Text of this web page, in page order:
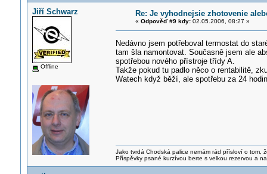
Jiří Schwarz
Offline
Re: Je vyhodnejsie zhotovenie
« Odpověď #9 kdy:02.05.2006, 08:27 »
Nedávno jsem potřeboval termostat do
tam šla namontovat. Současně jsem ale
spotřebou nového přístroje třídy A.
Takže pokud tu padlo něco o rentabilitě,
Watech když běží, ale spotřebu za 24
Jako tvrdá Chodská palice nemám rád přísloví o tom,
Příspěvky psané kurzívou berte s velkou rezervou a